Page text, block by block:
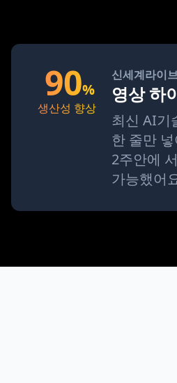
90%
생산성 향상
신세계라이
영상 하
최신 AI기
한 줄만
2주안에
가능했어